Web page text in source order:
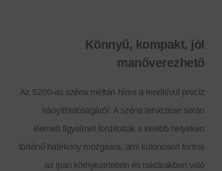
Könnyű, kompakt, jól
manőverezhető
Az S200-as széria méltán híres a rendkívül precíz
irányíthatóságáról. A széria tervezése során
kiemelt figyelmet fordítottak a kisebb helyeken
történő hatékony mozgásra, ami különösen fontos
az ipari környezeteben és raktárakban való